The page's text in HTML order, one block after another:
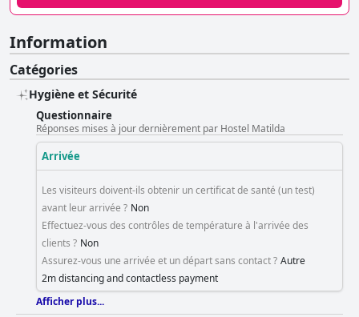
Information
Catégories
Hygiène et Sécurité
Questionnaire
Réponses mises à jour dernièrement par Hostel Matilda
Arrivée
Les visiteurs doivent-ils obtenir un certificat de santé (un test)
avant leur arrivée ? Non
Effectuez-vous des contrôles de température à l'arrivée des
clients ? Non
Assurez-vous une arrivée et un départ sans contact ? Autre
2m distancing and contactless payment
Afficher plus...